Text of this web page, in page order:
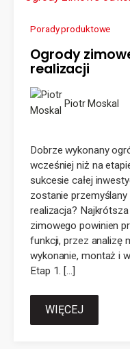
Porady produktowe
Ogrody
realizacji
Piotr Moskal
Dobrze wykonany
wcześniej niż na
sukcesie całej
zostanie
realizacja?
zimowego powinien
funkcji, przez analizę
wykonanie, montaż i
Etap 1. […]
WIĘCEJ